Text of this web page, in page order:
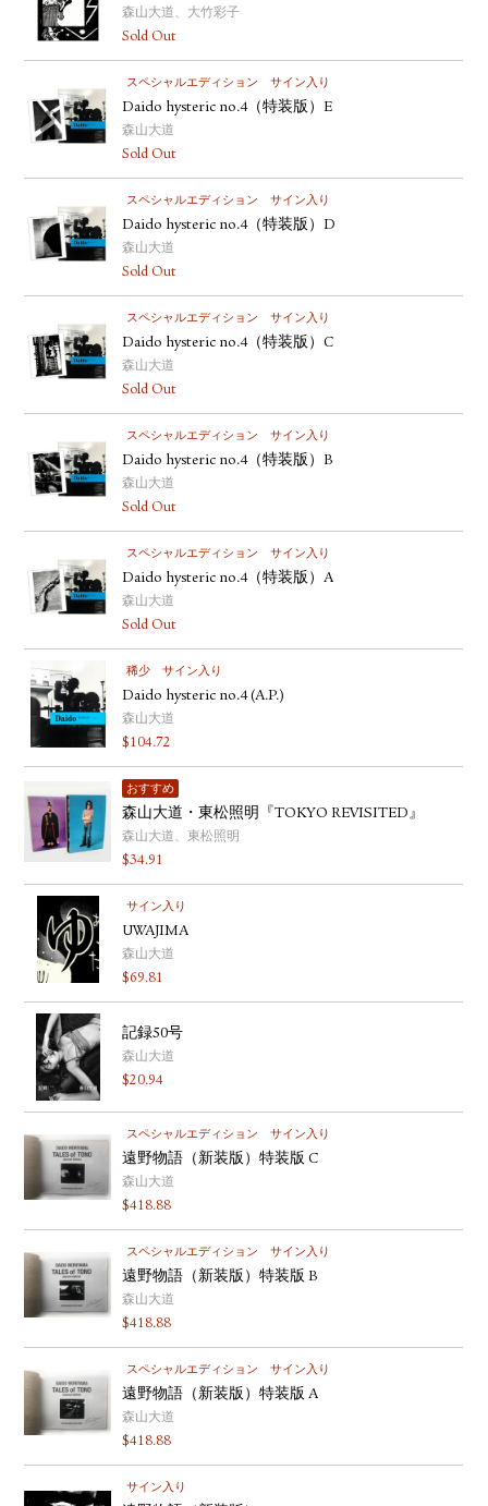
森山大道、大竹彩子
Sold Out
スペシャルエディション サイン入り
Daido hysteric no.4（特装版）E
森山大道
Sold Out
スペシャルエディション サイン入り
Daido hysteric no.4（特装版）D
森山大道
Sold Out
スペシャルエディション サイン入り
Daido hysteric no.4（特装版）C
森山大道
Sold Out
スペシャルエディション サイン入り
Daido hysteric no.4（特装版）B
森山大道
Sold Out
スペシャルエディション サイン入り
Daido hysteric no.4（特装版）A
森山大道
Sold Out
稀少 サイン入り
Daido hysteric no.4 (A.P.)
森山大道
$104.72
おすすめ
森山大道・東松照明『TOKYO REVISITED』
森山大道、東松照明
$34.91
サイン入り
UWAJIMA
森山大道
$69.81
記録50号
森山大道
$20.94
スペシャルエディション サイン入り
遠野物語（新装版）特装版 C
森山大道
$418.88
スペシャルエディション サイン入り
遠野物語（新装版）特装版 B
森山大道
$418.88
スペシャルエディション サイン入り
遠野物語（新装版）特装版 A
森山大道
$418.88
サイン入り